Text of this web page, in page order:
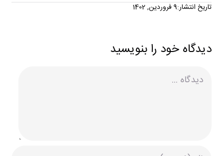
تاریخ انتشار:9 فروردین, 1402
دیدگاه خود را بنویسید